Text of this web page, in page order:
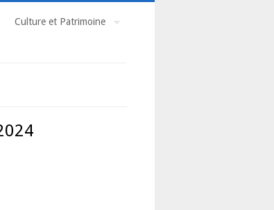
Culture et Patrimoine